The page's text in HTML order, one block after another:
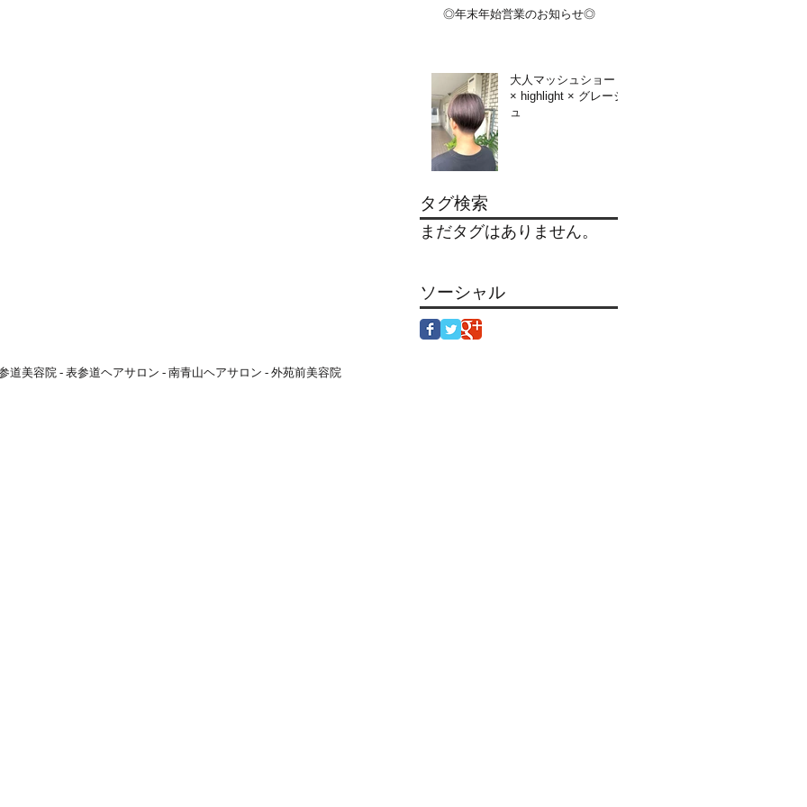
◎年末年始営業のお知らせ◎
大人マッシュショート
× highlight × グレージ
ュ
タグ検索
まだタグはありません。
ソーシャル
道美容院 - 表参道ヘアサロン - 南青山ヘアサロン - 外苑前美容院